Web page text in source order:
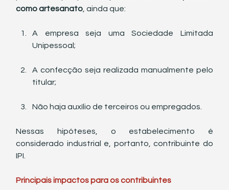
como artesanato , ainda que:
A empresa seja uma Sociedade Limitada
Unipessoal;
A confecção seja realizada manualmente pelo
titular;
Não haja auxílio de terceiros ou empregados.
Nessas hipóteses, o estabelecimento é
considerado industrial e, portanto, contribuinte do
IPI.
Principais impactos para os contribuintes